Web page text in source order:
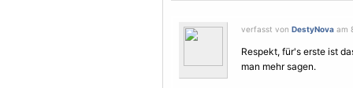
verfasst von DestyNova am
Respekt, für's erste ist
man mehr sagen.